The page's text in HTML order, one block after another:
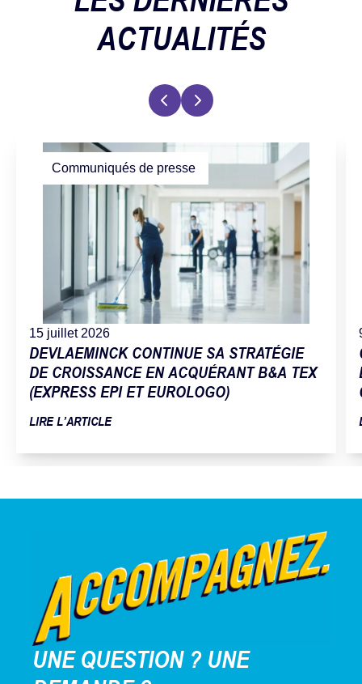
ACTUALITÉS
Communiqués de presse
15 juillet 2026
DEVLAEMINCK CONTINUE SA STRATÉGIE
DE CROISSANCE EN ACQUÉRANT B&A TEX
(EXPRESS EPI ET EUROLOGO)
LIRE L’ARTICLE
UNE QUESTION ? UNE